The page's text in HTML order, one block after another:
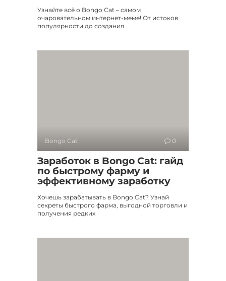
Узнайте всё о Bongo Cat – самом
очаровательном интернет-меме! От истоков
популярности до создания
Bongo Cat 0
Заработок в Bongo Cat: гайд
по быстрому фарму и
эффективному заработку
Хочешь зарабатывать в Bongo Cat? Узнай
секреты быстрого фарма, выгодной торговли и
получения редких